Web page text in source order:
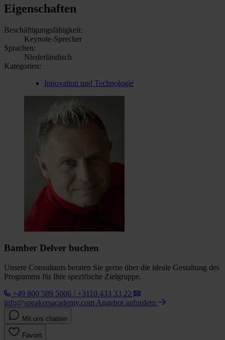
Eigenschaften
Beschäftigungsfähigkeit:
Keynote-Sprecher
Sprachen:
Niederländisch
Kategorien:
Innovation und Technologie
Bamber Delver buchen
Unsere Consultants beraten Sie gerne über die ideale Gestaltung des
Programms für Ihre spezifische Zielgruppe.
+49 800 589 5006 / +3110 433 33 22
info@speakersacademy.com Angebot anfordern
Mit uns chatten
Favorit